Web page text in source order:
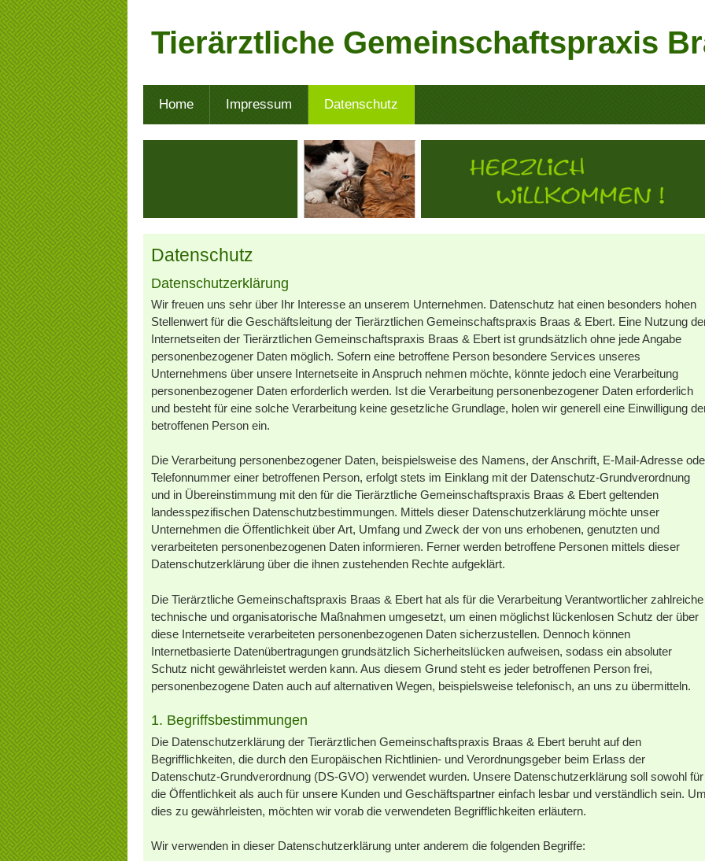
Tierärztliche Gemeinschaftspraxis
Home Impressum Datenschutz
Datenschutz
Datenschutzerklärung
Wir freuen uns sehr über Ihr Interesse an unserem Unternehmen. Datenschutz hat einen besonders hohen
Stellenwert für die Geschäftsleitung der Tierärztlichen Gemeinschaftspraxis Braas & Ebert. Eine Nutzung
Internetseiten der Tierärztlichen Gemeinschaftspraxis Braas & Ebert ist grundsätzlich ohne jede Angabe
personenbezogener Daten möglich. Sofern eine betroffene Person besondere Services unseres
Unternehmens über unsere Internetseite in Anspruch nehmen möchte, könnte jedoch eine Verarbeitung
personenbezogener Daten erforderlich werden. Ist die Verarbeitung personenbezogener Daten erforderlich
und besteht für eine solche Verarbeitung keine gesetzliche Grundlage, holen wir generell eine Einwilligung
betroffenen Person ein.
Die Verarbeitung personenbezogener Daten, beispielsweise des Namens, der Anschrift, E-Mail-Adresse
Telefonnummer einer betroffenen Person, erfolgt stets im Einklang mit der Datenschutz-Grundverordnung
und in Übereinstimmung mit den für die Tierärztliche Gemeinschaftspraxis Braas & Ebert geltenden
landesspezifischen Datenschutzbestimmungen. Mittels dieser Datenschutzerklärung möchte unser
Unternehmen die Öffentlichkeit über Art, Umfang und Zweck der von uns erhobenen, genutzten und
verarbeiteten personenbezogenen Daten informieren. Ferner werden betroffene Personen mittels dieser
Datenschutzerklärung über die ihnen zustehenden Rechte aufgeklärt.
Die Tierärztliche Gemeinschaftspraxis Braas & Ebert hat als für die Verarbeitung Verantwortlicher zahlreiche
technische und organisatorische Maßnahmen umgesetzt, um einen möglichst lückenlosen Schutz der über
diese Internetseite verarbeiteten personenbezogenen Daten sicherzustellen. Dennoch können
Internetbasierte Datenübertragungen grundsätzlich Sicherheitslücken aufweisen, sodass ein absoluter
Schutz nicht gewährleistet werden kann. Aus diesem Grund steht es jeder betroffenen Person frei,
personenbezogene Daten auch auf alternativen Wegen, beispielsweise telefonisch, an uns zu übermitteln.
1. Begriffsbestimmungen
Die Datenschutzerklärung der Tierärztlichen Gemeinschaftspraxis Braas & Ebert beruht auf den
Begrifflichkeiten, die durch den Europäischen Richtlinien- und Verordnungsgeber beim Erlass der
Datenschutz-Grundverordnung (DS-GVO) verwendet wurden. Unsere Datenschutzerklärung soll sowohl für
die Öffentlichkeit als auch für unsere Kunden und Geschäftspartner einfach lesbar und verständlich sein.
dies zu gewährleisten, möchten wir vorab die verwendeten Begrifflichkeiten erläutern.
Wir verwenden in dieser Datenschutzerklärung unter anderem die folgenden Begriffe: